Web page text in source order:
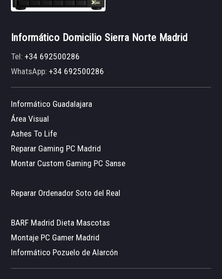
Informático Domicilio Sierra Norte Madrid
Tel:+34 692500286
WhatsApp:+34 692500286
Informático Guadalajara
Área Visual
Ashes To Life
Reparar Gaming PC Madrid
Montar Custom Gaming PC Sanse
Reparar Ordenador Soto del Real
BARF Madrid Dieta Mascotas
Montaje PC Gamer Madrid
Informático Pozuelo de Alarcón